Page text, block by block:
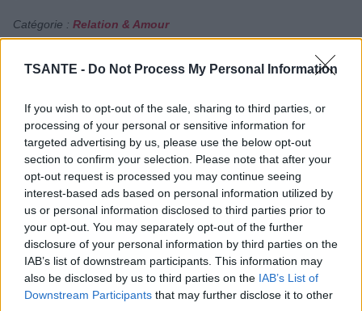
TSANTE - Do Not Process My Personal Information
If you wish to opt-out of the sale, sharing to third parties, or
processing of your personal or sensitive information for
targeted advertising by us, please use the below opt-out
section to confirm your selection. Please note that after your
opt-out request is processed you may continue seeing
interest-based ads based on personal information utilized by
us or personal information disclosed to third parties prior to
your opt-out. You may separately opt-out of the further
disclosure of your personal information by third parties on the
IAB’s list of downstream participants. This information may
also be disclosed by us to third parties on the IAB’s List of
Downstream Participants that may further disclose it to other
Catégorie : Relation & Amour
Les hommes ne parlent pas toujours facilement de leurs